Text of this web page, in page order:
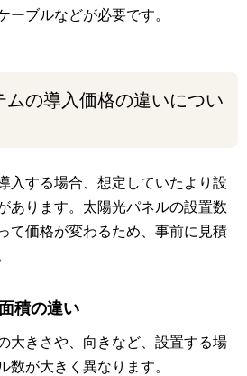
ーブルなどが必要です。
ムの導入価格の違いについ
入する場合、想定していたより設
あります。太陽光パネルの設置数
て価格が変わるため、事前に見積
積の違い
大きさや、向きなど、設置する場
数が大きく異なります。